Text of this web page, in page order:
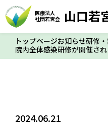
社団若宮会
山口若
文字サイズ
医療法人
社団若宮会
山口若
トップページお知らせ研修
院内全体感染研修が開催さ
2024.06.21